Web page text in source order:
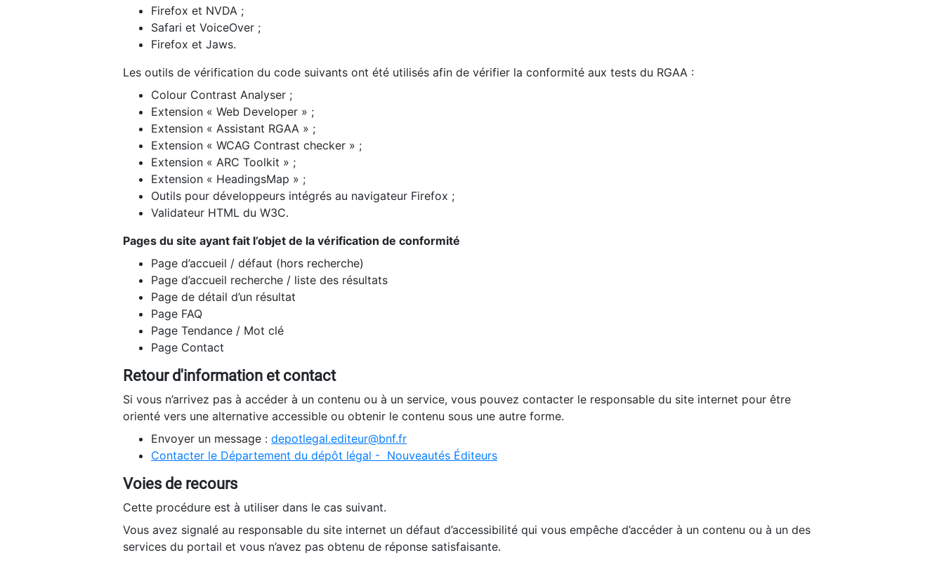
Firefox et NVDA ;
Safari et VoiceOver ;
Firefox et Jaws.
Les outils de vérification du code suivants ont été utilisés afin de vérifier la conformité aux tests du RGAA :
Colour Contrast Analyser ;
Extension « Web Developer » ;
Extension « Assistant RGAA » ;
Extension « WCAG Contrast checker » ;
Extension « ARC Toolkit » ;
Extension « HeadingsMap » ;
Outils pour développeurs intégrés au navigateur Firefox ;
Validateur HTML du W3C.
Pages du site ayant fait l’objet de la vérification de conformité
Page d’accueil / défaut (hors recherche)
Page d’accueil recherche / liste des résultats
Page de détail d’un résultat
Page FAQ
Page Tendance / Mot clé
Page Contact
Retour d'information et contact
Si vous n’arrivez pas à accéder à un contenu ou à un service, vous pouvez contacter le responsable du site internet pour être
orienté vers une alternative accessible ou obtenir le contenu sous une autre forme.
Envoyer un message : depotlegal.editeur@bnf.fr
Contacter le Département du dépôt légal - Nouveautés Éditeurs
Voies de recours
Cette procédure est à utiliser dans le cas suivant.
Vous avez signalé au responsable du site internet un défaut d’accessibilité qui vous empêche d’accéder à un contenu ou à un des
services du portail et vous n’avez pas obtenu de réponse satisfaisante.